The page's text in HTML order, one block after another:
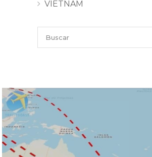
VIETNAM